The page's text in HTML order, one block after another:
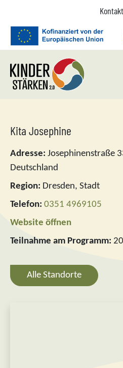
Zum Fußbereich und KontaktKontakt
Kita Josephine
Adresse: Josephinenstraße
Deutschland
Region: Dresden, Stadt
Telefon: 0351 4969105
Website öffnen
Teilnahme am Programm:
Alle Standorte